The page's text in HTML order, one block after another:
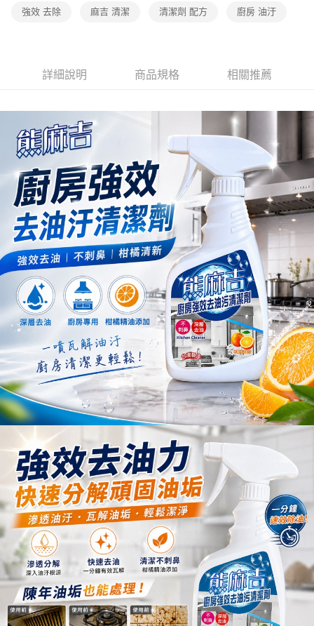
強效 去除 麻吉 清潔 清潔劑 配方 廚房 油汙
詳細說明 商品規格 相關推薦